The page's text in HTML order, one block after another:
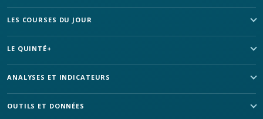
LES COURSES DU JOUR
LE QUINTÉ+
ANALYSES ET INDICATEURS
OUTILS ET DONNÉES